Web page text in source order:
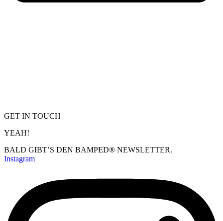
GET IN TOUCH
YEAH!
BALD GIBT’S DEN BAMPED® NEWSLETTER.
Instagram